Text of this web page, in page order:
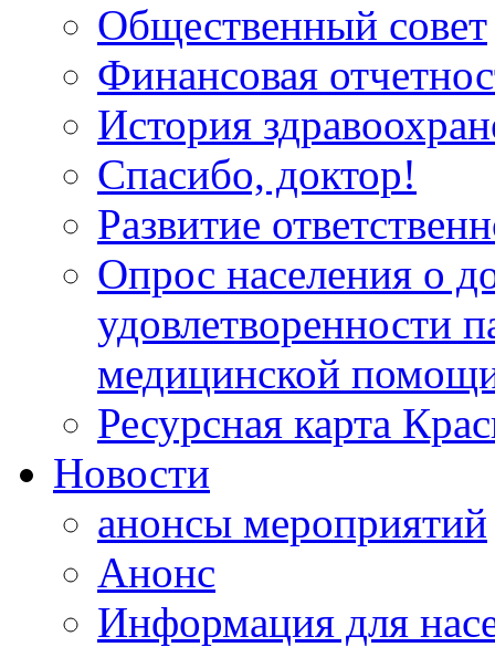
Общественный совет
Финансовая
История
Спасибо, доктор!
Развитие
Опрос населения о
удовлетворенности
медицинской
Ресурсная карта
Новости
анонсы мероприятий
Анонс
Информация для